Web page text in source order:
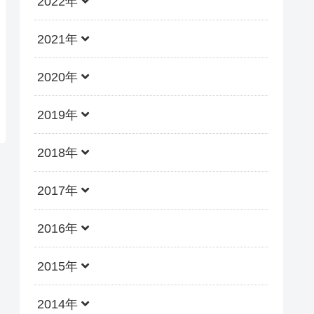
2021年
2020年
2019年
2018年
2017年
2016年
2015年
2014年